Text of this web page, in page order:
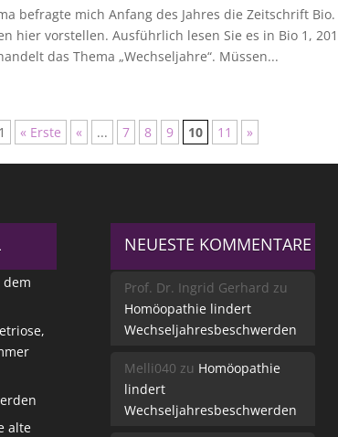
befragte mich Anfang des Jahres die Zeitschrift
hier vorstellen. Ausführlich lesen Sie es in Bio 1,
das Thema „Wechseljahre“. Müssen...
« Erste « ... 7 8 9 10 11 »
dem
alte
NEUESTE KOMMENTARE
Prof. Dr. Ingrid Gerhard zu
Homöopathie lindert
Wechseljahresbeschwerden
Melli040 zu Homöopathie
lindert
Wechseljahresbeschwerden